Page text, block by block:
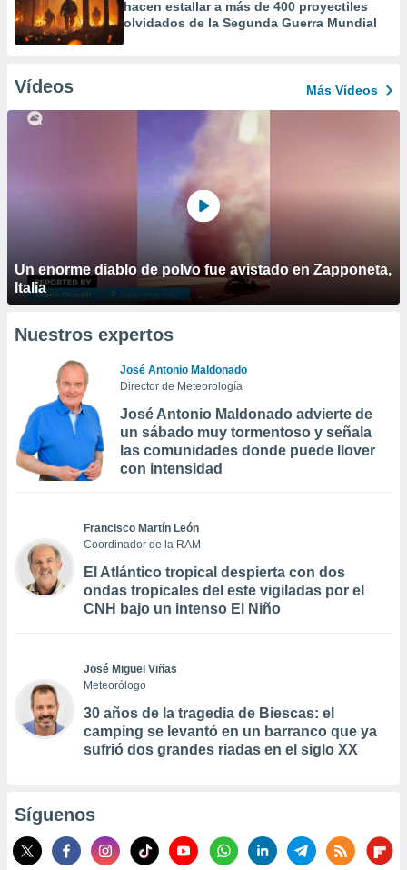
hacen estallar a más de 400 proyectiles
olvidados de la Segunda Guerra Mundial
Vídeos Más Vídeos
Un enorme diablo de polvo fue avistado en Zapponeta,
Italia
Nuestros expertos
José Antonio Maldonado
Director de Meteorología
José Antonio Maldonado advierte de
un sábado muy tormentoso y señala
las comunidades donde puede llover
con intensidad
Francisco Martín León
Coordinador de la RAM
El Atlántico tropical despierta con dos
ondas tropicales del este vigiladas por el
CNH bajo un intenso El Niño
José Miguel Viñas
Meteorólogo
30 años de la tragedia de Biescas: el
camping se levantó en un barranco que ya
sufrió dos grandes riadas en el siglo XX
Síguenos